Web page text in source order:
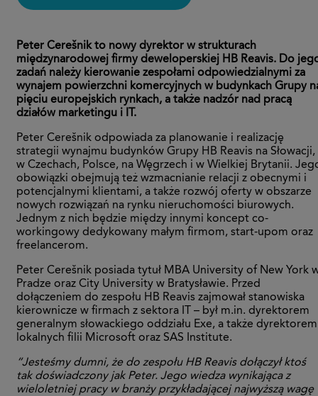
Peter Cerešnik to nowy dyrektor w strukturach
międzynarodowej firmy deweloperskiej HB Reavis. Do
zadań należy kierowanie zespołami odpowiedzialnymi za
wynajem powierzchni komercyjnych w budynkach Grupy
pięciu europejskich rynkach, a także nadzór nad pracą
działów marketingu i IT.
Peter Cerešnik odpowiada za planowanie i realizację
strategii wynajmu budynków Grupy HB Reavis na Słowacji,
w Czechach, Polsce, na Węgrzech i w Wielkiej Brytanii.
obowiązki obejmują też wzmacnianie relacji z obecnymi i
potencjalnymi klientami, a także rozwój oferty w obszarze
nowych rozwiązań na rynku nieruchomości biurowych.
Jednym z nich będzie między innymi koncept co-
workingowy dedykowany małym firmom, start-upom oraz
freelancerom.
Peter Cerešnik posiada tytuł MBA University of New York
Pradze oraz City University w Bratysławie. Przed
dołączeniem do zespołu HB Reavis zajmował stanowiska
kierownicze w firmach z sektora IT – był m.in. dyrektorem
generalnym słowackiego oddziału Exe, a także dyrektorem
lokalnych filii Microsoft oraz SAS Institute.
“Jesteśmy dumni, że do zespołu HB Reavis dołączył ktoś
tak doświadczony jak Peter. Jego wiedza wynikająca z
wieloletniej pracy w branży przykładającej najwyższą wagę